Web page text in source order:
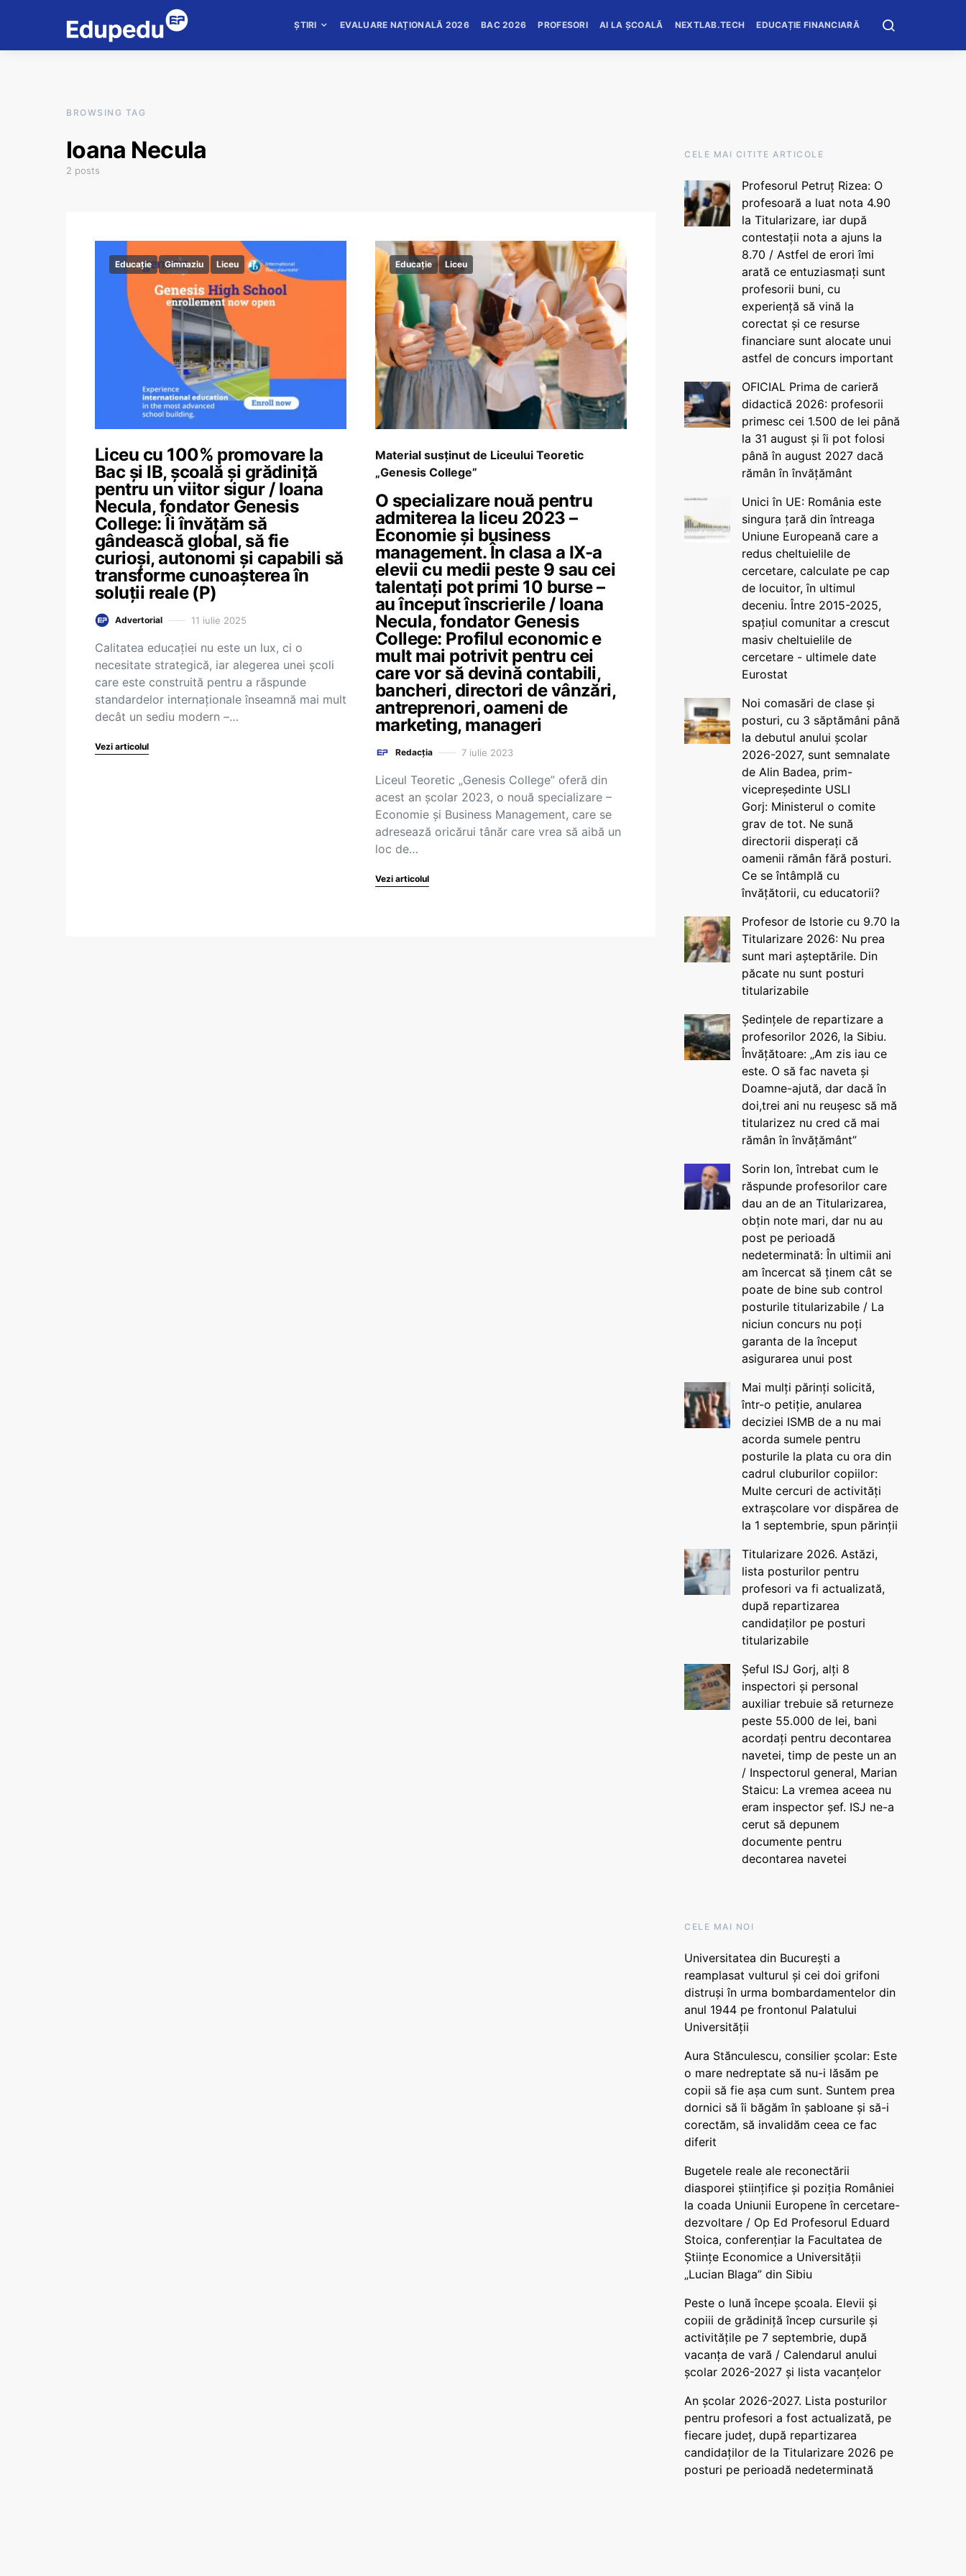
ȘTIRI EVALUARE NAȚIONALĂ 2026 BAC 2026 PROFESORI AI LA ȘCOALĂ NEXTLAB.TECH EDUCAȚIE FINANCIARĂ
BROWSING TAG
Ioana Necula
2 posts
Educație Gimnaziu Liceu
Liceu cu 100% promovare la
Bac și IB, școală și grădiniță
pentru un viitor sigur / Ioana
Necula, fondator Genesis
College: Îi învățăm să
gândească global, să fie
curioși, autonomi și capabili să
transforme cunoașterea în
soluții reale (P)
Advertorial 11 iulie 2025
Calitatea educației nu este un lux, ci o
necesitate strategică, iar alegerea unei școli
care este construită pentru a răspunde
standardelor internaționale înseamnă mai mult
decât un sediu modern –…
Vezi articolul
Educație Liceu
Material susținut de Liceului Teoretic
„Genesis College”
O specializare nouă pentru
admiterea la liceu 2023 –
Economie și business
management. În clasa a IX-a
elevii cu medii peste 9 sau cei
talentați pot primi 10 burse –
au început înscrierile / Ioana
Necula, fondator Genesis
College: Profilul economic e
mult mai potrivit pentru cei
care vor să devină contabili,
bancheri, directori de vânzări,
antreprenori, oameni de
marketing, manageri
Redacția 7 iulie 2023
Liceul Teoretic „Genesis College” oferă din
acest an școlar 2023, o nouă specializare –
Economie și Business Management, care se
adresează oricărui tânăr care vrea să aibă un
loc de…
Vezi articolul
CELE MAI CITITE ARTICOLE
Profesorul Petruț Rizea: O
profesoară a luat nota 4.90
la Titularizare, iar după
contestații nota a ajuns la
8.70 / Astfel de erori îmi
arată ce entuziasmați sunt
profesorii buni, cu
experiență să vină la
corectat și ce resurse
financiare sunt alocate unui
astfel de concurs important
OFICIAL Prima de carieră
didactică 2026: profesorii
primesc cei 1.500 de lei până
la 31 august și îi pot folosi
până în august 2027 dacă
rămân în învățământ
Unici în UE: România este
singura țară din întreaga
Uniune Europeană care a
redus cheltuielile de
cercetare, calculate pe cap
de locuitor, în ultimul
deceniu. Între 2015-2025,
spațiul comunitar a crescut
masiv cheltuielile de
cercetare - ultimele date
Eurostat
Noi comasări de clase și
posturi, cu 3 săptămâni până
la debutul anului școlar
2026-2027, sunt semnalate
de Alin Badea, prim-
vicepreședinte USLI
Gorj: Ministerul o comite
grav de tot. Ne sună
directorii disperați că
oamenii rămân fără posturi.
Ce se întâmplă cu
învățătorii, cu educatorii?
Profesor de Istorie cu 9.70 la
Titularizare 2026: Nu prea
sunt mari așteptările. Din
păcate nu sunt posturi
titularizabile
Ședințele de repartizare a
profesorilor 2026, la Sibiu.
Învățătoare: „Am zis iau ce
este. O să fac naveta și
Doamne-ajută, dar dacă în
doi,trei ani nu reușesc să mă
titularizez nu cred că mai
rămân în învățământ”
Sorin Ion, întrebat cum le
răspunde profesorilor care
dau an de an Titularizarea,
obțin note mari, dar nu au
post pe perioadă
nedeterminată: În ultimii ani
am încercat să ținem cât se
poate de bine sub control
posturile titularizabile / La
niciun concurs nu poți
garanta de la început
asigurarea unui post
Mai mulți părinți solicită,
într-o petiție, anularea
deciziei ISMB de a nu mai
acorda sumele pentru
posturile la plata cu ora din
cadrul cluburilor copiilor:
Multe cercuri de activități
extrașcolare vor dispărea de
la 1 septembrie, spun părinții
Titularizare 2026. Astăzi,
lista posturilor pentru
profesori va fi actualizată,
după repartizarea
candidaților pe posturi
titularizabile
Șeful ISJ Gorj, alți 8
inspectori și personal
auxiliar trebuie să returneze
peste 55.000 de lei, bani
acordați pentru decontarea
navetei, timp de peste un an
/ Inspectorul general, Marian
Staicu: La vremea aceea nu
eram inspector șef. ISJ ne-a
cerut să depunem
documente pentru
decontarea navetei
CELE MAI NOI
Universitatea din București a
reamplasat vulturul și cei doi grifoni
distruși în urma bombardamentelor din
anul 1944 pe frontonul Palatului
Universității
Aura Stănculescu, consilier școlar: Este
o mare nedreptate să nu-i lăsăm pe
copii să fie așa cum sunt. Suntem prea
dornici să îi băgăm în șabloane și să-i
corectăm, să invalidăm ceea ce fac
diferit
Bugetele reale ale reconectării
diasporei științifice și poziția României
la coada Uniunii Europene în cercetare-
dezvoltare / Op Ed Profesorul Eduard
Stoica, conferențiar la Facultatea de
Științe Economice a Universității
„Lucian Blaga” din Sibiu
Peste o lună începe școala. Elevii și
copiii de grădiniță încep cursurile și
activitățile pe 7 septembrie, după
vacanța de vară / Calendarul anului
școlar 2026-2027 și lista vacanțelor
An școlar 2026-2027. Lista posturilor
pentru profesori a fost actualizată, pe
fiecare județ, după repartizarea
candidaților de la Titularizare 2026 pe
posturi pe perioadă nedeterminată